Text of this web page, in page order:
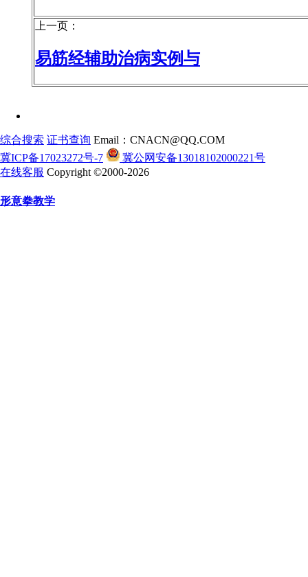
上一页：
易筋经辅助治病实例与
综合搜索 证书查询 Email：CNACN@QQ.COM
冀ICP备17023272号-7
冀公网安备13018102000221号
在线客服 Copyright ©2000-2026
形意拳教学